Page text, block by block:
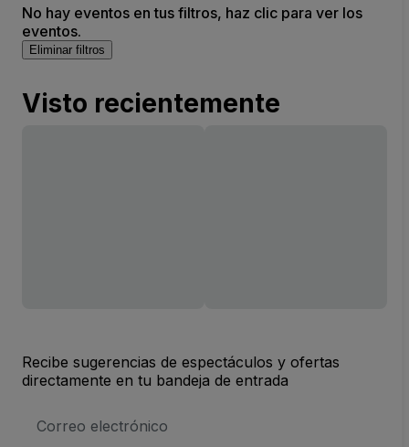
No hay eventos en tus filtros, haz clic para ver los
eventos.
Eliminar filtros
Visto recientemente
Recibe sugerencias de espectáculos y ofertas
directamente en tu bandeja de entrada
de